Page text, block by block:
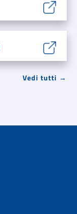
Vedi tutti →